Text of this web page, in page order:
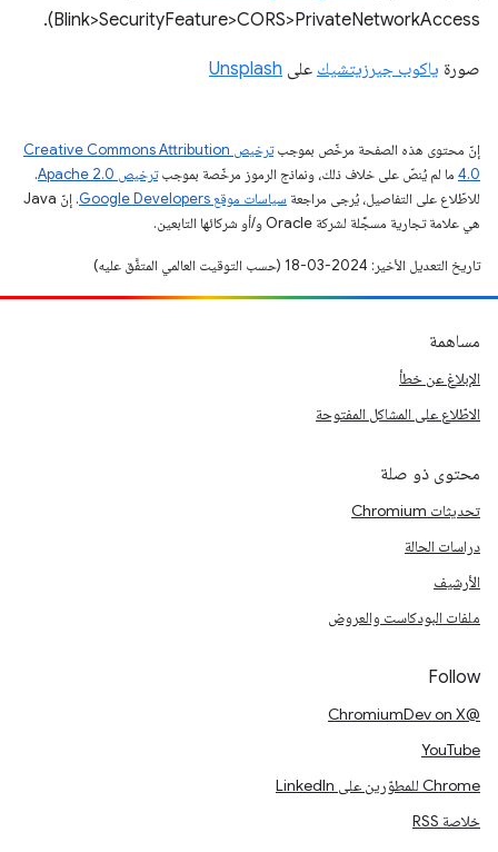
Blink>SecurityFeature>CORS>PrivateNetworkAccess).
صورة ياكوب جيرزيتشيك على Unsplash
إنّ محتوى هذه الصفحة مرخّص بموجب
ترخيص Creative Commons Attribution
4.0‏ ما لم يُنصّ على خلاف ذلك، ونماذج الرموز مرخّصة بموجبترخيص Apache 2.0‏
.
للاطّلاع على التفاصيل، يُرجى مراجعة سياسات موقع Google Developers‏
. إنّ Java
هي علامة تجارية مسجَّلة لشركة Oracle و/أو شركائها التابعين.
تاريخ التعديل الأخير: 2024-03-18 (حسب التوقيت العالمي المتفَّق عليه)
مساهمة
الإبلاغ عن خطأ
الاطّلاع على المشاكل المفتوحة
محتوى ذو صلة
تحديثات Chromium
دراسات الحالة
الأرشيف
ملفات البودكاست والعروض
Follow
@ChromiumDev on X
YouTube
Chrome للمطوّرين على LinkedIn
خلاصة RSS